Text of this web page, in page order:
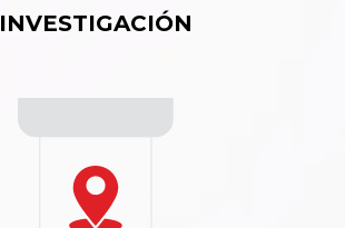
INVESTIGACIÓN